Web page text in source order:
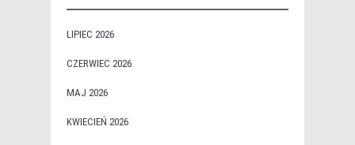
LIPIEC 2026
CZERWIEC 2026
MAJ 2026
KWIECIEŃ 2026